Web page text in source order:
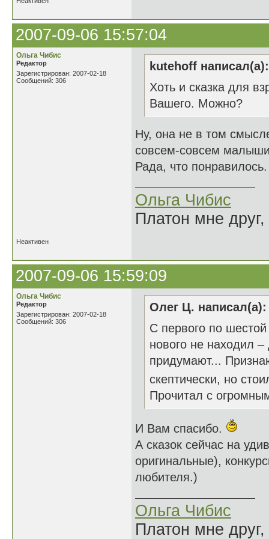
2007-09-06 15:57:04
Ольга Чибис
Редактор
Зарегистрирован: 2007-02-18
Сообщений: 306
kutehoff написал(а):
Хоть и сказка для
Вашего. Можно?
Ну, она не в том
совсем-совсем малыши
Рада, что понравилось.
Ольга Чибис
Платон мне
Неактивен
2007-09-06 15:59:09
Ольга Чибис
Редактор
Зарегистрирован: 2007-02-18
Сообщений: 306
Олег Ц. написал(а):
С первого по шестой
нового не находил –
придумают...
скептически, но
Прочитал с
И Вам спасибо.
А сказок сейчас на
оригинальные),
любителя.)
Ольга Чибис
Платон мне